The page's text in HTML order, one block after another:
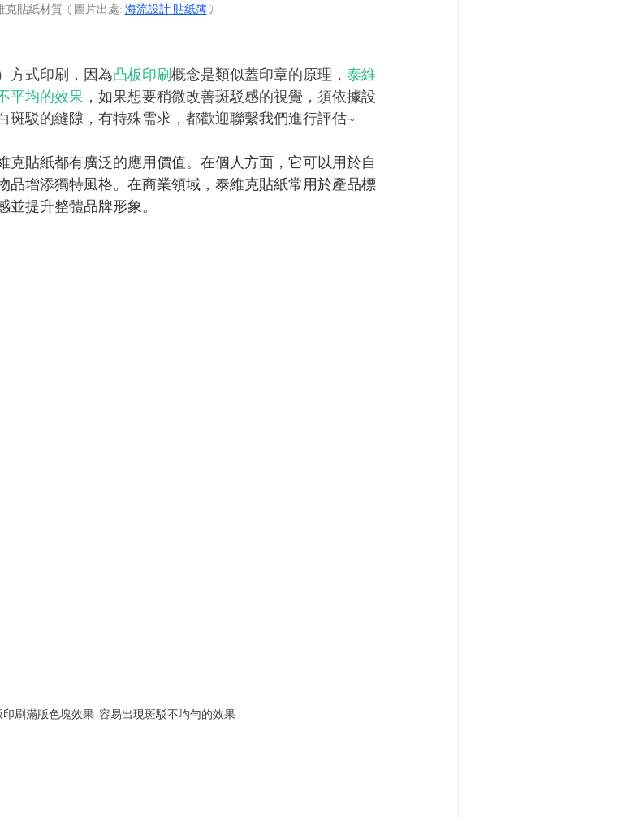
克貼紙材質  ( 圖片出處: 海流設計 貼紙簿)
方式印刷，因為凸板印刷概念是類似蓋印章的原理， 泰維
平均的效果 ，如果想要稍微改善斑駁感的視覺，須依據設
斑駁的縫隙，有特殊需求，都歡迎聯繫我們進行評估~
克貼紙都有廣泛的應用價值。在個人方面，它可以用於自
品增添獨特風格。在商業領域，泰維克貼紙常用於產品標
提升整體品牌形象。
刷滿版色塊效果  容易出現斑駁不均勻的效果